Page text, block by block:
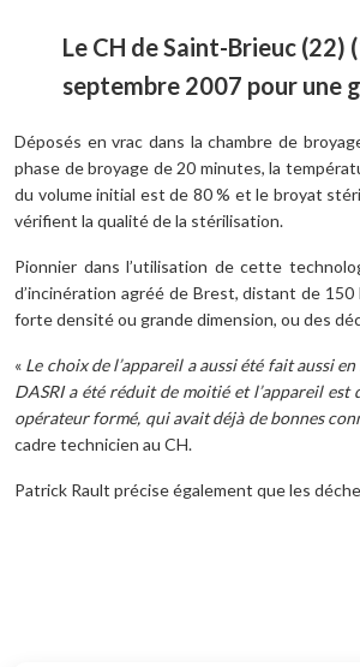
Le CH de Saint-Brieuc
septembre 2007 pour une
Déposés en vrac dans la chambre de
phase de broyage de 20 minutes, la
du volume initial est de 80 % et le broyat
vérifient la qualité de la stérilisation.
Pionnier dans l’utilisation de cette
d’incinération agréé de Brest, distant de
forte densité ou grande dimension, ou des
« Le choix de l’appareil a aussi été fait aussi
DASRI a été réduit de moitié et l’appareil
opérateur formé, qui avait déjà de bonnes
cadre technicien au CH.
Patrick Rault précise également que les